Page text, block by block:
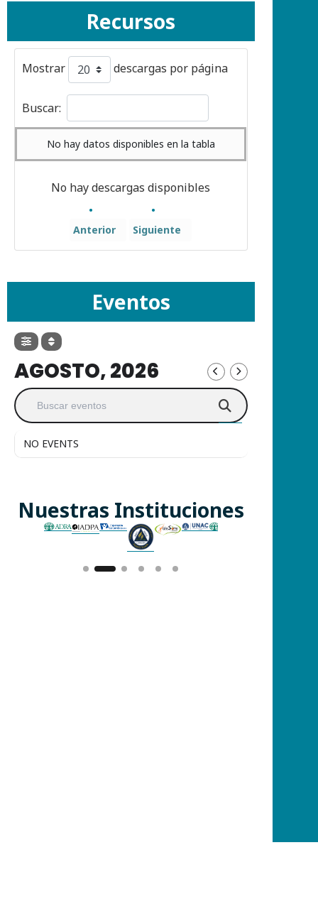
Recursos
Mostrar descargas por página
Buscar:
No hay datos disponibles en la tabla
No hay descargas disponibles
Anterior Siguiente
Eventos
AGOSTO, 2026
NO EVENTS
Nuestras Instituciones
Slide 2 of 3